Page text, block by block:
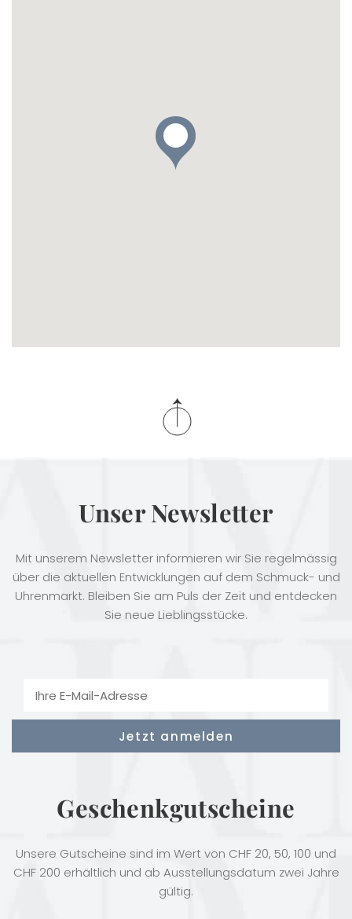
Unser Newsletter
Mit unserem Newsletter informieren wir Sie regelmässig
über die aktuellen Entwicklungen auf dem Schmuck- und
Uhrenmarkt. Bleiben Sie am Puls der Zeit und entdecken
Sie neue Lieblingsstücke.
Geschenkgutscheine
Unsere Gutscheine sind im Wert von CHF 20, 50, 100 und
CHF 200 erhältlich und ab Ausstellungsdatum zwei Jahre
gültig.